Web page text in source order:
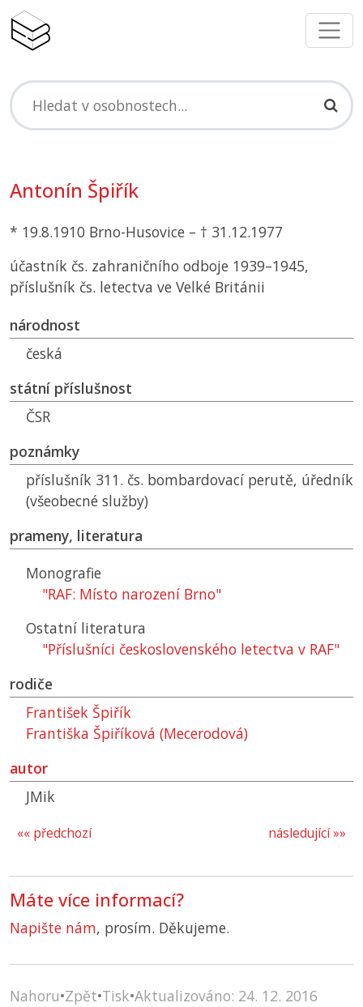
Antonín Špiřík
* 19.8.1910 Brno-Husovice – † 31.12.1977
účastník čs. zahraničního odboje 1939–1945,
příslušník čs. letectva ve Velké Británii
národnost
česká
státní příslušnost
ČSR
poznámky
příslušník 311. čs. bombardovací perutě, úředník
(všeobecné služby)
prameny, literatura
Monografie
"RAF: Místo narození Brno"
Ostatní literatura
"Příslušníci československého letectva v RAF"
rodiče
František Špiřík
Františka Špiříková (Mecerodová)
autor
JMik
následující »»
«« předchozí
Máte více informací?
Napište nám, prosím. Děkujeme.
Nahoru•Zpět•Tisk•Aktualizováno: 24. 12. 2016